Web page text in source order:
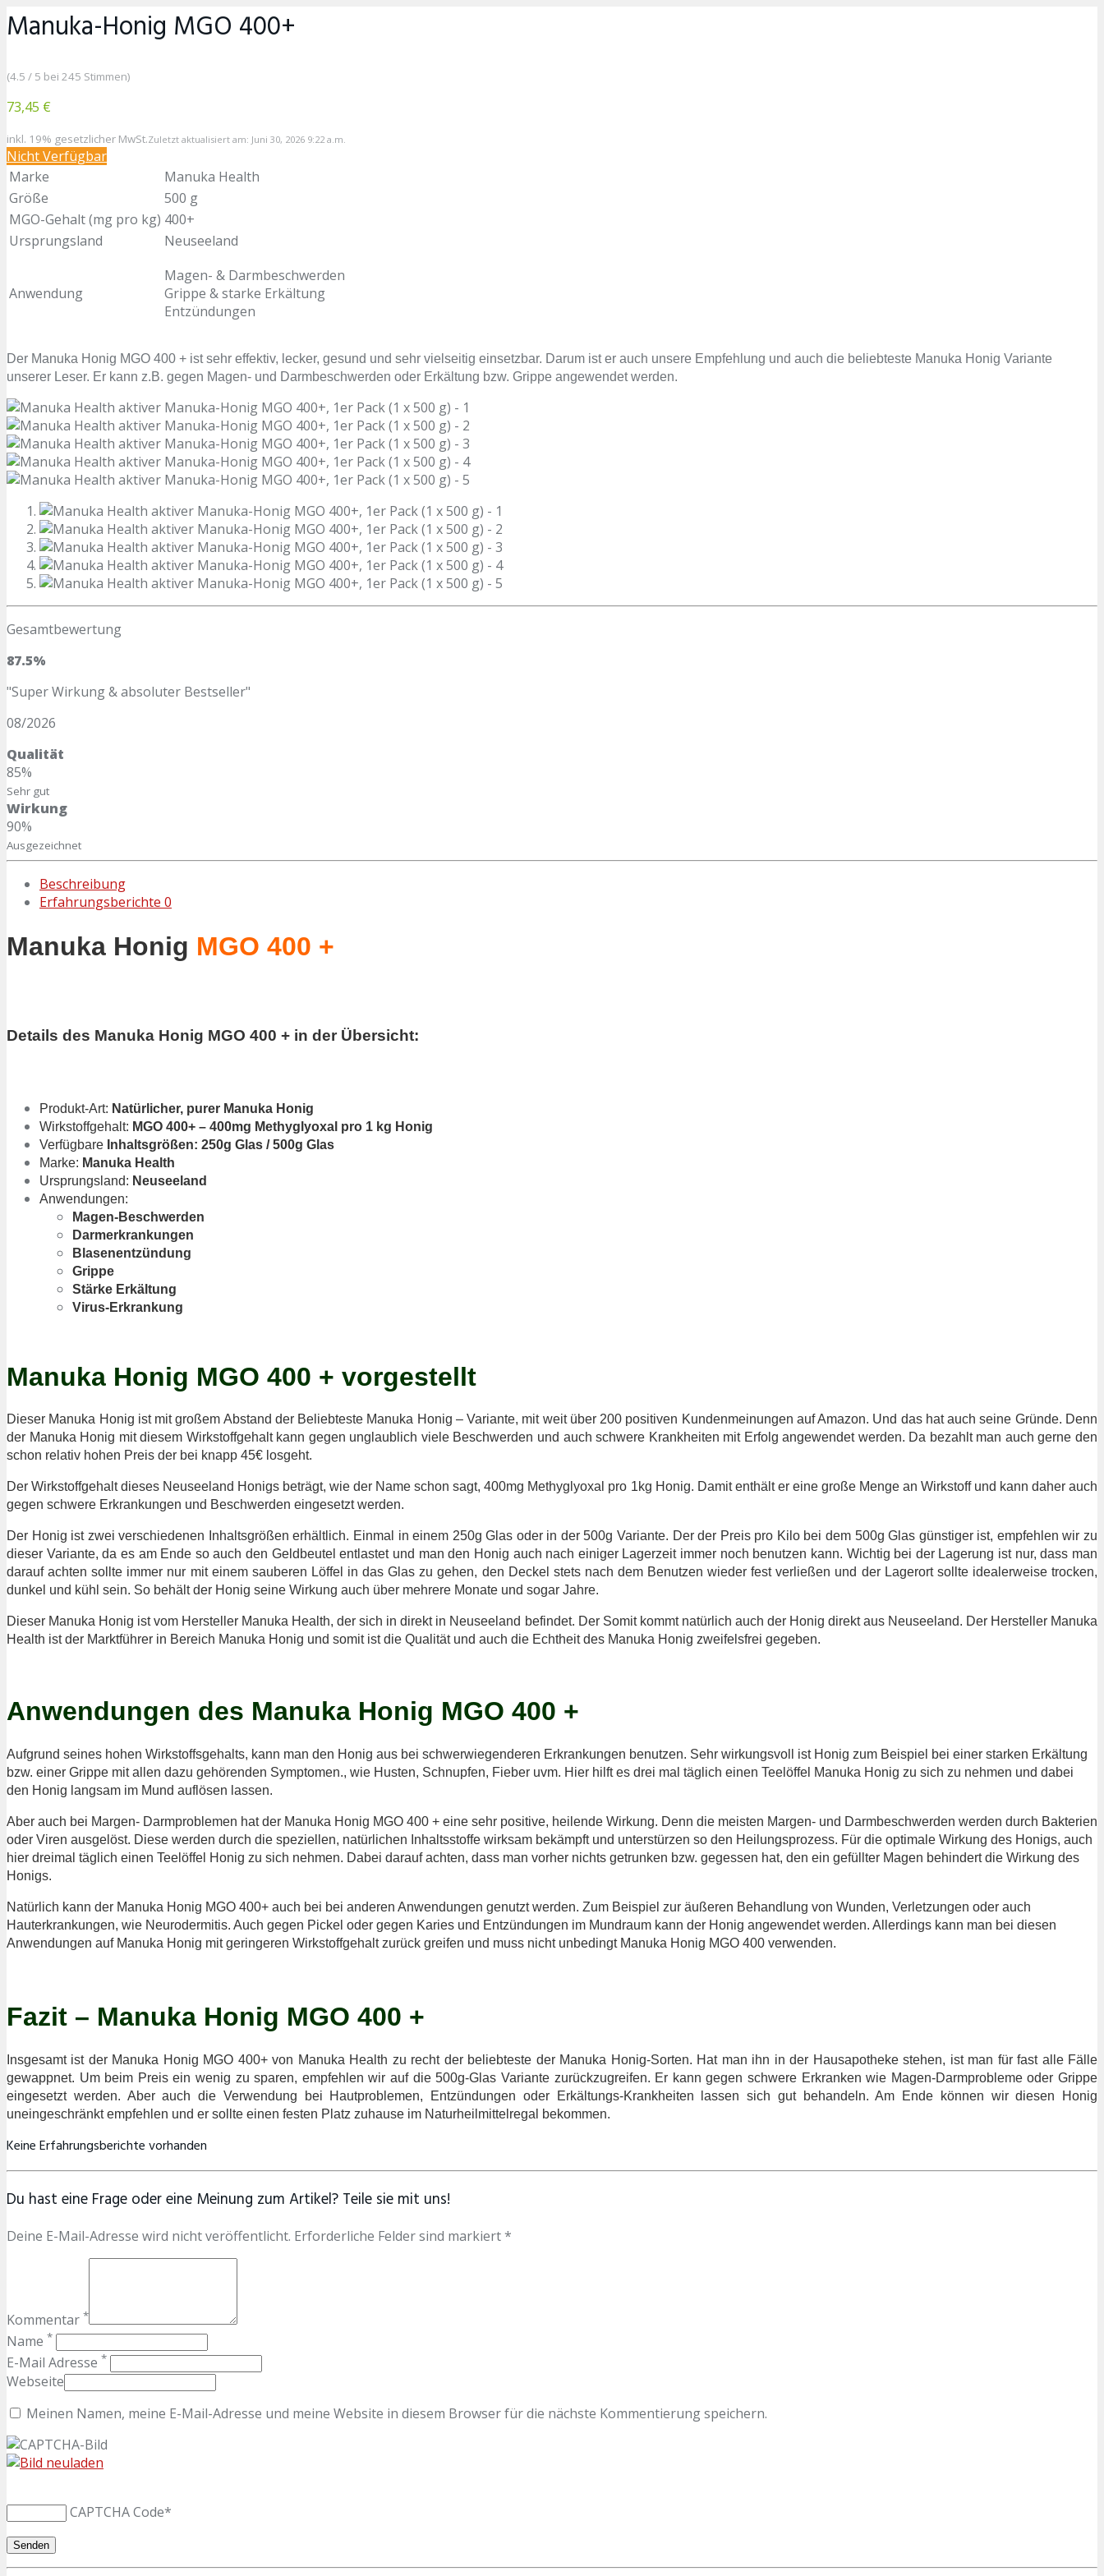
Manuka-Honig MGO 400+
(4.5 / 5 bei 245 Stimmen)
73,45 €
inkl. 19% gesetzlicher MwSt.Zuletzt aktualisiert am: Juni 30, 2026 9:22 a.m.
Nicht Verfügbar
Marke
Manuka Health
Größe
500 g
MGO-Gehalt (mg pro kg) 400+
Ursprungsland
Neuseeland
Anwendung
Magen- & Darmbeschwerden
Grippe & starke Erkältung
Entzündungen
Der Manuka Honig MGO 400 + ist sehr effektiv, lecker, gesund und sehr vielseitig einsetzbar. Darum ist er auch unsere Empfehlung und auch die beliebteste Manuka Honig Variante
unserer Leser. Er kann z.B. gegen Magen- und Darmbeschwerden oder Erkältung bzw. Grippe angewendet werden.
Gesamtbewertung
87.5%
"Super Wirkung & absoluter Bestseller"
08/2026
Qualität
85%
Sehr gut
Wirkung
90%
Ausgezeichnet
Beschreibung
Erfahrungsberichte 0
Manuka Honig MGO 400 +
Details des Manuka Honig MGO 400 + in der Übersicht:
Produkt-Art: Natürlicher, purer Manuka Honig
Wirkstoffgehalt: MGO 400+ – 400mg Methyglyoxal pro 1 kg Honig
Verfügbare Inhaltsgrößen: 250g Glas / 500g Glas
Marke: Manuka Health
Ursprungsland: Neuseeland
Anwendungen:
Magen-Beschwerden
Darmerkrankungen
Blasenentzündung
Grippe
Stärke Erkältung
Virus-Erkrankung
Manuka Honig MGO 400 + vorgestellt
Dieser Manuka Honig ist mit großem Abstand der Beliebteste Manuka Honig – Variante, mit weit über 200 positiven Kundenmeinungen auf Amazon. Und das hat auch seine Gründe. Denn
der Manuka Honig mit diesem Wirkstoffgehalt kann gegen unglaublich viele Beschwerden und auch schwere Krankheiten mit Erfolg angewendet werden. Da bezahlt man auch gerne den
schon relativ hohen Preis der bei knapp 45€ losgeht.
Der Wirkstoffgehalt dieses Neuseeland Honigs beträgt, wie der Name schon sagt, 400mg Methyglyoxal pro 1kg Honig. Damit enthält er eine große Menge an Wirkstoff und kann daher auch
gegen schwere Erkrankungen und Beschwerden eingesetzt werden.
Der Honig ist zwei verschiedenen Inhaltsgrößen erhältlich. Einmal in einem 250g Glas oder in der 500g Variante. Der der Preis pro Kilo bei dem 500g Glas günstiger ist, empfehlen wir zu
dieser Variante, da es am Ende so auch den Geldbeutel entlastet und man den Honig auch nach einiger Lagerzeit immer noch benutzen kann. Wichtig bei der Lagerung ist nur, dass man
darauf achten sollte immer nur mit einem sauberen Löffel in das Glas zu gehen, den Deckel stets nach dem Benutzen wieder fest verließen und der Lagerort sollte idealerweise trocken,
dunkel und kühl sein. So behält der Honig seine Wirkung auch über mehrere Monate und sogar Jahre.
Dieser Manuka Honig ist vom Hersteller Manuka Health, der sich in direkt in Neuseeland befindet. Der Somit kommt natürlich auch der Honig direkt aus Neuseeland. Der Hersteller Manuka
Health ist der Marktführer in Bereich Manuka Honig und somit ist die Qualität und auch die Echtheit des Manuka Honig zweifelsfrei gegeben.
Anwendungen des Manuka Honig MGO 400 +
Aufgrund seines hohen Wirkstoffsgehalts, kann man den Honig aus bei schwerwiegenderen Erkrankungen benutzen. Sehr wirkungsvoll ist Honig zum Beispiel bei einer starken Erkältung
bzw. einer Grippe mit allen dazu gehörenden Symptomen., wie Husten, Schnupfen, Fieber uvm. Hier hilft es drei mal täglich einen Teelöffel Manuka Honig zu sich zu nehmen und dabei
den Honig langsam im Mund auflösen lassen.
Aber auch bei Margen- Darmproblemen hat der Manuka Honig MGO 400 + eine sehr positive, heilende Wirkung. Denn die meisten Margen- und Darmbeschwerden werden durch Bakterien
oder Viren ausgelöst. Diese werden durch die speziellen, natürlichen Inhaltsstoffe wirksam bekämpft und unterstürzen so den Heilungsprozess. Für die optimale Wirkung des Honigs, auch
hier dreimal täglich einen Teelöffel Honig zu sich nehmen. Dabei darauf achten, dass man vorher nichts getrunken bzw. gegessen hat, den ein gefüllter Magen behindert die Wirkung des
Honigs.
Natürlich kann der Manuka Honig MGO 400+ auch bei bei anderen Anwendungen genutzt werden. Zum Beispiel zur äußeren Behandlung von Wunden, Verletzungen oder auch
Hauterkrankungen, wie Neurodermitis. Auch gegen Pickel oder gegen Karies und Entzündungen im Mundraum kann der Honig angewendet werden. Allerdings kann man bei diesen
Anwendungen auf Manuka Honig mit geringeren Wirkstoffgehalt zurück greifen und muss nicht unbedingt Manuka Honig MGO 400 verwenden.
Fazit – Manuka Honig MGO 400 +
Insgesamt ist der Manuka Honig MGO 400+ von Manuka Health zu recht der beliebteste der Manuka Honig-Sorten. Hat man ihn in der Hausapotheke stehen, ist man für fast alle Fälle
gewappnet. Um beim Preis ein wenig zu sparen, empfehlen wir auf die 500g-Glas Variante zurückzugreifen. Er kann gegen schwere Erkranken wie Magen-Darmprobleme oder Grippe
eingesetzt werden. Aber auch die Verwendung bei Hautproblemen, Entzündungen oder Erkältungs-Krankheiten lassen sich gut behandeln. Am Ende können wir diesen Honig
uneingeschränkt empfehlen und er sollte einen festen Platz zuhause im Naturheilmittelregal bekommen.
Keine Erfahrungsberichte vorhanden
Du hast eine Frage oder eine Meinung zum Artikel? Teile sie mit uns!
Deine E-Mail-Adresse wird nicht veröffentlicht. Erforderliche Felder sind markiert *
Kommentar *
Name *
E-Mail Adresse *
Webseite
Meinen Namen, meine E-Mail-Adresse und meine Website in diesem Browser für die nächste Kommentierung speichern.
CAPTCHA Code*